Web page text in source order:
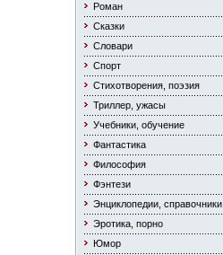
Роман
Сказки
Словари
Спорт
Стихотворения, поэзия
Триллер, ужасы
Учебники, обучение
Фантастика
Философия
Фэнтези
Энциклопедии, справочники
Эротика, порно
Юмор